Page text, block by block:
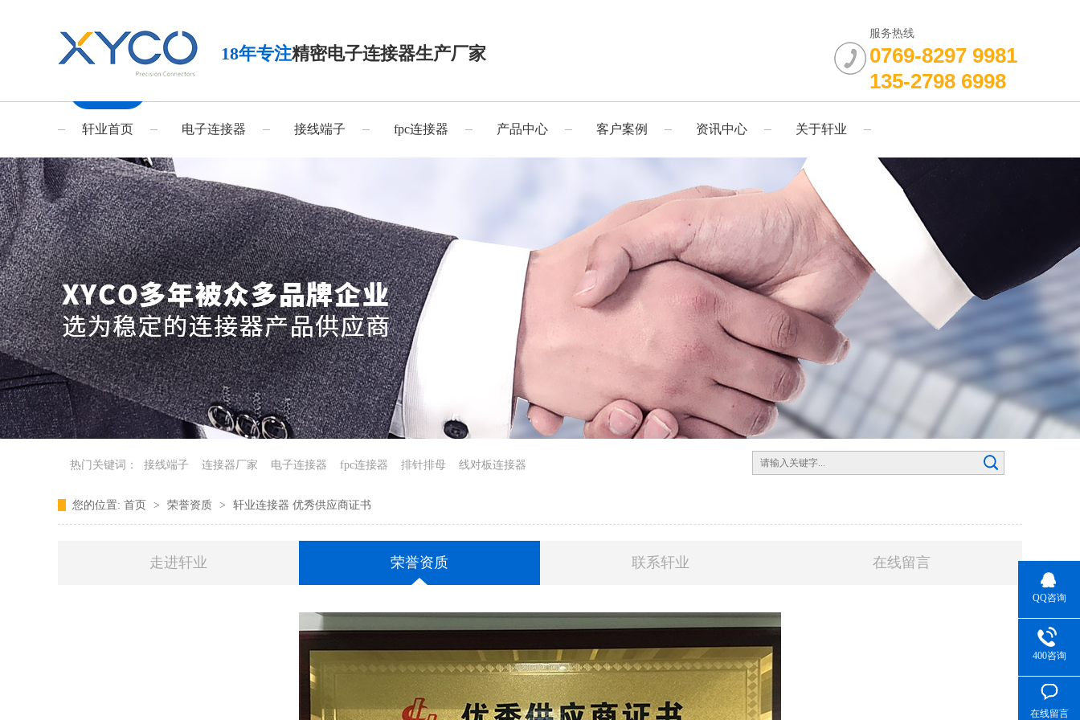
18年专注精密电子连接器生产厂家
服务热线
0769-8297 9981
135-2798 6998
轩业首页 电子连接器 接线端子 fpc连接器 产品中心 客户案例 资讯中心 关于轩业
热门关键词： 接线端子 连接器厂家 电子连接器 fpc连接器 排针排母 线对板连接器
您的位置: 首页 > 荣誉资质 > 轩业连接器 优秀供应商证书
走进轩业 荣誉资质 联系轩业 在线留言
QQ咨询
400咨询
在线留言